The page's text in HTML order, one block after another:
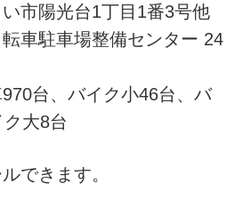
市陽光台1丁目1番3号他
車駐車場整備センター 24
台、バイク小46台、バ
大8台
できます。